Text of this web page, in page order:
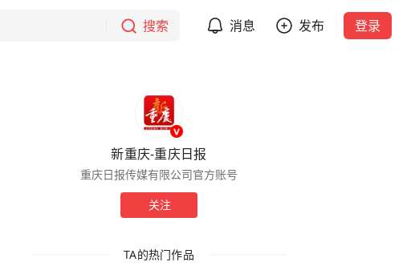
搜索 消息 发布 登录
新重庆-重庆日报
重庆日报传媒有限公司官方账号
关注
TA的热门作品